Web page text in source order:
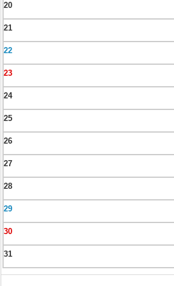
20
21
22
23
24
25
26
27
28
29
30
31